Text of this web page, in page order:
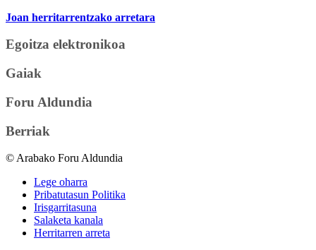
Joan herritarrentzako arretara
Egoitza elektronikoa
Gaiak
Foru Aldundia
Berriak
© Arabako Foru Aldundia
Lege oharra
Pribatutasun Politika
Irisgarritasuna
Salaketa kanala
Herritarren arreta